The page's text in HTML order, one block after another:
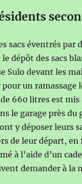
sacs éventrés par
le dépôt des sacs
Sulo devant les
un ramassage
660 litres est mis
le garage près du
y déposer leurs
de leur départ, en
à l’aide d’un
demander à la